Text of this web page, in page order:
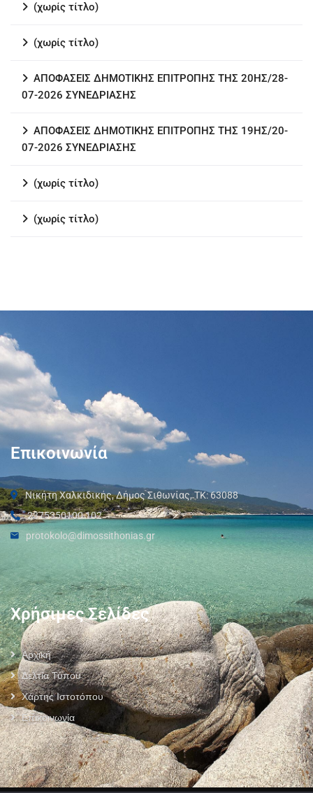
(χωρίς τίτλο)
(χωρίς τίτλο)
ΑΠΟΦΑΣΕΙΣ ΔΗΜΟΤΙΚΗΣ ΕΠΙΤΡΟΠΗΣ ΤΗΣ 20ΗΣ/28-
07-2026 ΣΥΝΕΔΡΙΑΣΗΣ
ΑΠΟΦΑΣΕΙΣ ΔΗΜΟΤΙΚΗΣ ΕΠΙΤΡΟΠΗΣ ΤΗΣ 19ΗΣ/20-
07-2026 ΣΥΝΕΔΡΙΑΣΗΣ
(χωρίς τίτλο)
(χωρίς τίτλο)
Επικοινωνία
Νικήτη Χαλκιδικής, Δήμος Σιθωνίας, ΤΚ: 63088
2375350100 102
protokolo@dimossithonias.gr
Χρήσιμες Σελίδες
Αρχική
Δελτία Τύπου
Χάρτης Ιστοτόπου
Επικοινωνία